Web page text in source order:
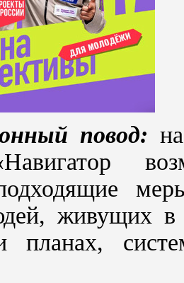
повод:
живущих в
планах,